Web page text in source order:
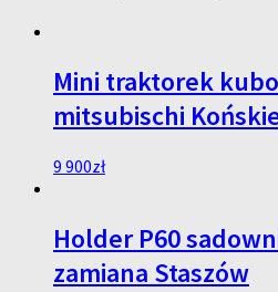
Mini traktorek
mitsubischi
9 900zł
Holder P60
zamiana Staszów